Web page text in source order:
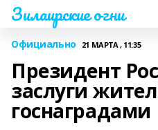
Зилаирские огни
Официально 21 МАРТА , 11:35
Президент
заслуги
госнаградами